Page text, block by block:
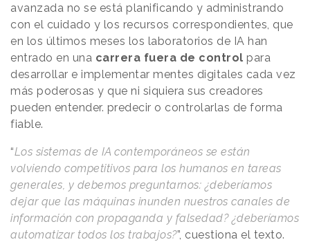
avanzada no se está planificando y administrando
con el cuidado y los recursos correspondientes, que
en los últimos meses los laboratorios de IA han
entrado en una carrera fuera de control para
desarrollar e implementar mentes digitales cada vez
más poderosas y que ni siquiera sus creadores
pueden entender. predecir o controlarlas de forma
fiable.
“Los sistemas de IA contemporáneos se están
volviendo competitivos para los humanos en tareas
generales, y debemos preguntarnos: ¿deberíamos
dejar que las máquinas inunden nuestros canales de
información con propaganda y falsedad? ¿deberíamos
automatizar todos los trabajos?”, cuestiona el texto.